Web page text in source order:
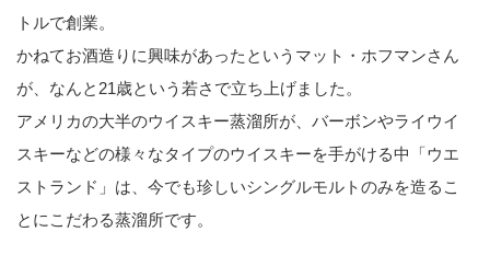
トルで創業。
かねてお酒造りに興味があったというマット・ホフマンさん
が、なんと21歳という若さで立ち上げました。
アメリカの大半のウイスキー蒸溜所が、バーボンやライウイ
スキーなどの様々なタイプのウイスキーを手がける中「ウエ
ストランド」は、今でも珍しいシングルモルトのみを造るこ
とにこだわる蒸溜所です。